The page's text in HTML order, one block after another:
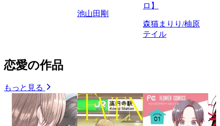
池山田剛
ロ】
森猫まりり/柚原
テイル
恋愛の作品
もっと見る